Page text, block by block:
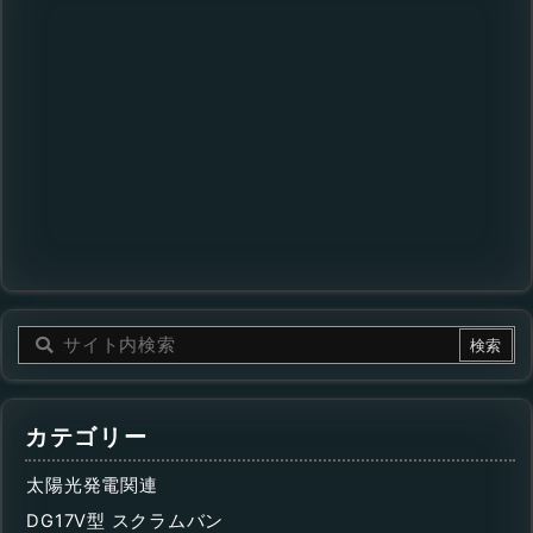
カテゴリー
太陽光発電関連
DG17V型 スクラムバン